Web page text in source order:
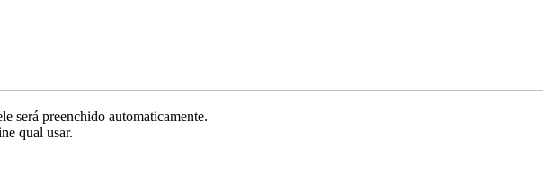
será preenchido automaticamente.
qual usar.